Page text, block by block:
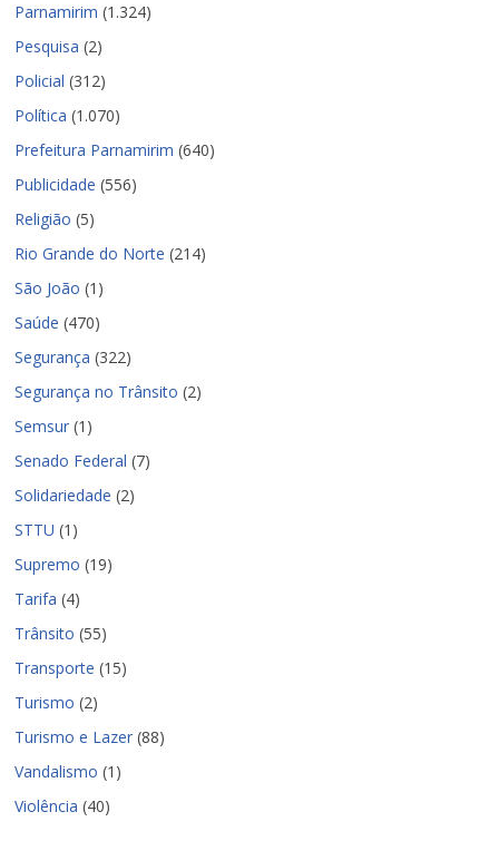
Parnamirim (1.324)
Pesquisa (2)
Policial (312)
Política (1.070)
Prefeitura Parnamirim (640)
Publicidade (556)
Religião (5)
Rio Grande do Norte (214)
São João (1)
Saúde (470)
Segurança (322)
Segurança no Trânsito (2)
Semsur (1)
Senado Federal (7)
Solidariedade (2)
STTU (1)
Supremo (19)
Tarifa (4)
Trânsito (55)
Transporte (15)
Turismo (2)
Turismo e Lazer (88)
Vandalismo (1)
Violência (40)